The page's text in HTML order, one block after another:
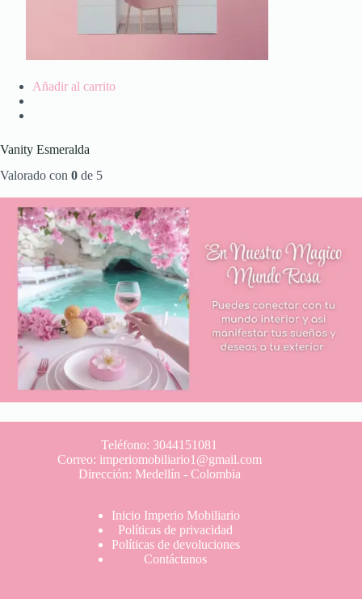
Añadir al carrito
Vanity Esmeralda
Valorado con 0 de 5
Teléfono: 3044151081
Correo: imperiomobiliario1@gmail.com
Dirección: Medellín - Colombia
Inicio Imperio Mobiliario
Políticas de privacidad
Políticas de devoluciones
Contáctanos